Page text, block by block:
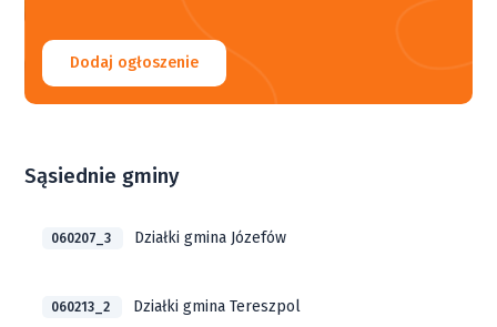
Dodaj ogłoszenie
Sąsiednie gminy
060207_3 Działki gmina Józefów
060213_2 Działki gmina Tereszpol